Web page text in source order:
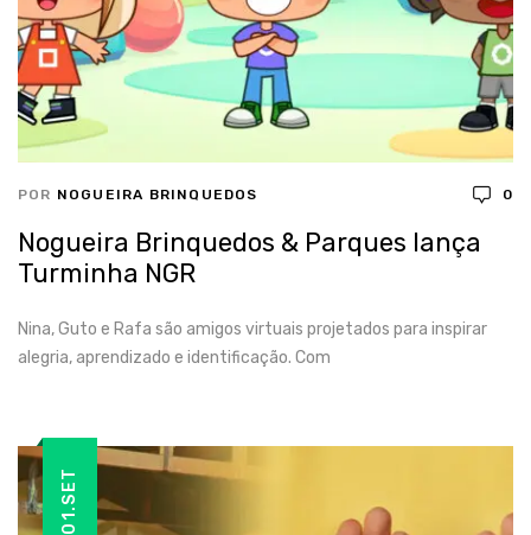
POR NOGUEIRA BRINQUEDOS 0
Nogueira Brinquedos & Parques lança
Turminha NGR
Nina, Guto e Rafa são amigos virtuais projetados para inspirar
alegria, aprendizado e identificação. Com
01.SET